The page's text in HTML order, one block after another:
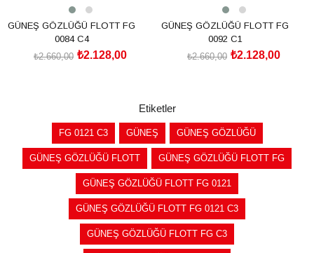
GÜNEŞ GÖZLÜĞÜ FLOTT FG
0084 C4
₺2.128,00
₺2.660,00
GÜNEŞ GÖZLÜĞÜ FLOTT FG
0092 C1
₺2.128,00
₺2.660,00
Etiketler
FG 0121 C3 GÜNEŞ GÜNEŞ GÖZLÜĞÜ
GÜNEŞ GÖZLÜĞÜ FLOTT GÜNEŞ GÖZLÜĞÜ FLOTT FG
GÜNEŞ GÖZLÜĞÜ FLOTT FG 0121
GÜNEŞ GÖZLÜĞÜ FLOTT FG 0121 C3
GÜNEŞ GÖZLÜĞÜ FLOTT FG C3